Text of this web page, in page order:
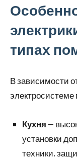
типах
В зависимости
электросистеме
Кухня —
установки
техники,